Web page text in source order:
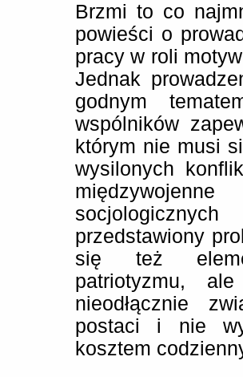
Brzmi to co
powieści o
pracy w roli
Jednak
godnym
wspólników
którym nie musi
wysilonych
przedstawiony
się też
patriotyzmu,
nieodłącznie
postaci i nie
kosztem